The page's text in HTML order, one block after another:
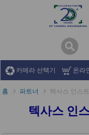
카메라 선택기 온라
홈 파트너 텍사스 인스
텍사스 인